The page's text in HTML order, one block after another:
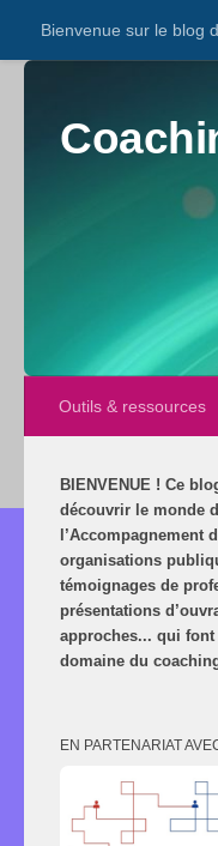
Bienvenue sur le blog
Outils & ressources
BIENVENUE ! Ce
découvrir le monde
l’Accompagnement
organisations
témoignages de
présentations
approches... qui font
domaine du
EN PARTENARIAT